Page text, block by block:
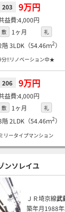
203 9万円
4,000円
敷 1ヶ月 礼
階3LDK（54.46ｍ2）
!!リノベーション中★
206 9万円
4,000円
敷 1ヶ月 礼
階2LDK（54.46ｍ2）
リータイプマンション
ンソレイユ
ＪＲ埼京線武
築年月1988